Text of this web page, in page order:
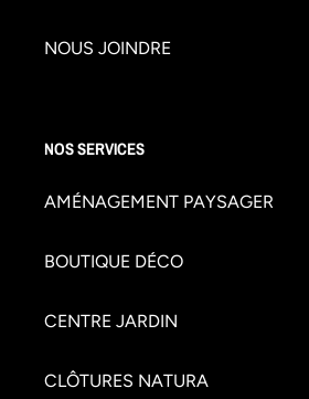
NOUS JOINDRE
NOS SERVICES
AMÉNAGEMENT PAYSAGER
BOUTIQUE DÉCO
CENTRE JARDIN
CLÔTURES NATURA